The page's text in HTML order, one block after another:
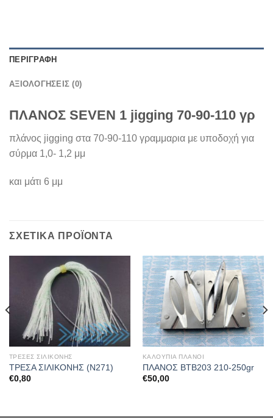
ΠΕΡΙΓΡΑΦΉ
ΑΞΙΟΛΟΓΉΣΕΙΣ (0)
ΠΛΑΝΟΣ SEVEN 1 jigging 70-90-110 γρ
πλάνος jigging στα 70-90-110 γραμμαρια με υποδοχή για
σύρμα 1,0- 1,2 μμ
και μάτι 6 μμ
ΣΧΕΤΙΚΆ ΠΡΟΪΌΝΤΑ
ΤΡΕΣΕΣ ΣΙΛΙΚΟΝΗΣ
ΤΡΕΣΑ ΣΙΛΙΚΟΝΗΣ (Ν271)
€0,80
ΚΑΛΟΥΠΙΑ ΠΛΑΝΟΙ
ΠΛΑΝΟΣ BTB203 210-250gr
€50,00